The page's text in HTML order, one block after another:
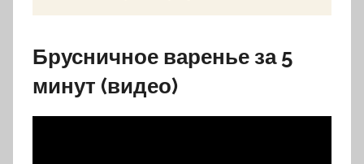
Брусничное варенье за 5
минут (видео)